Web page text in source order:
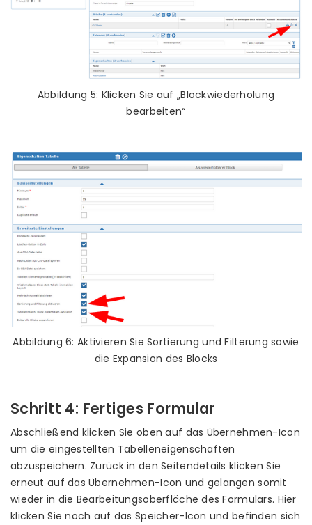
Abbildung 5: Klicken Sie auf „Blockwiederholung
bearbeiten“
Abbildung 6: Aktivieren Sie Sortierung und Filterung sowie
die Expansion des Blocks
Schritt 4: Fertiges Formular
Abschließend klicken Sie oben auf das Übernehmen-Icon
um die eingestellten Tabelleneigenschaften
abzuspeichern. Zurück in den Seitendetails klicken Sie
erneut auf das Übernehmen-Icon und gelangen somit
wieder in die Bearbeitungsoberfläche des Formulars. Hier
klicken Sie noch auf das Speicher-Icon und befinden sich